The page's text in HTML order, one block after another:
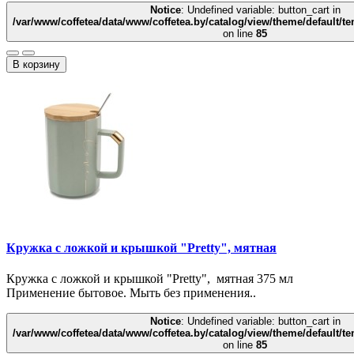
Notice: Undefined variable: button_cart in
/var/www/coffetea/data/www/coffetea.by/catalog/view/theme/default/
on line 85
В корзину
Кружка с ложкой и крышкой "Pretty", мятная
Кружка с ложкой и крышкой "Pretty", мятная 375 мл
Применение бытовое. Мыть без применения..
Notice: Undefined variable: button_cart in
/var/www/coffetea/data/www/coffetea.by/catalog/view/theme/default/
on line 85